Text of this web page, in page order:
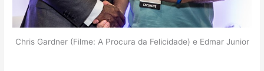
Chris Gardner (Filme: A Procura da Felicidade) e Edmar Junior